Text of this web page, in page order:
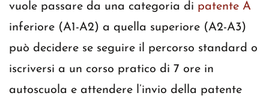
vuole passare da una categoria di patente A
inferiore (A1-A2) a quella superiore (A2-A3)
può decidere se seguire il percorso standard o
iscriversi a un corso pratico di 7 ore in
autoscuola e attendere l’invio della patente